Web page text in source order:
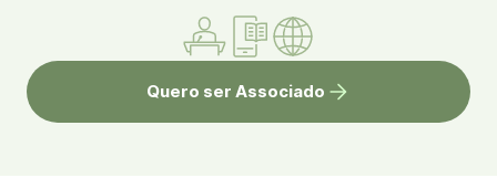
Quero ser Associado